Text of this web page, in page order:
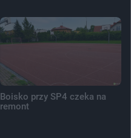
Boisko przy SP4 czeka na
remont